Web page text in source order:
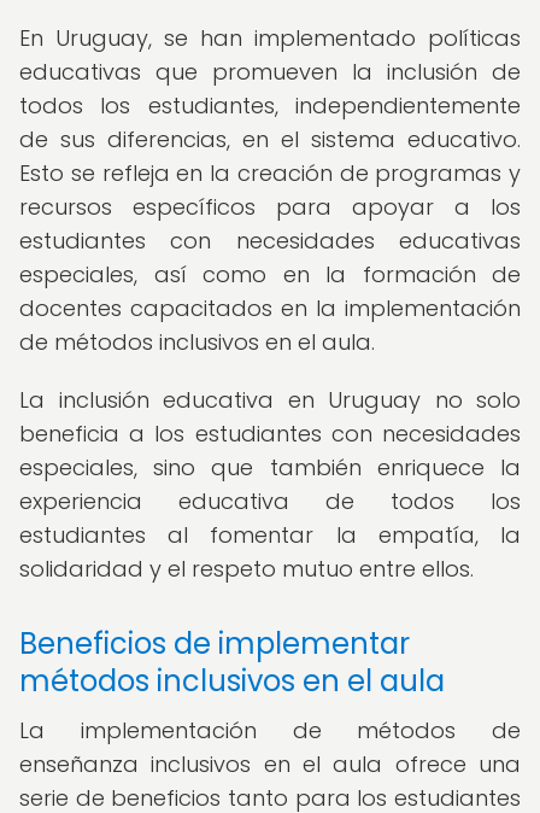
En Uruguay, se han implementado políticas
educativas que promueven la inclusión de
todos los estudiantes, independientemente
de sus diferencias, en el sistema educativo.
Esto se refleja en la creación de programas y
recursos específicos para apoyar a los
estudiantes con necesidades educativas
especiales, así como en la formación de
docentes capacitados en la implementación
de métodos inclusivos en el aula.
La inclusión educativa en Uruguay no solo
beneficia a los estudiantes con necesidades
especiales, sino que también enriquece la
experiencia educativa de todos los
estudiantes al fomentar la empatía, la
solidaridad y el respeto mutuo entre ellos.
Beneficios de implementar
métodos inclusivos en el aula
La implementación de métodos de
enseñanza inclusivos en el aula ofrece una
serie de beneficios tanto para los estudiantes